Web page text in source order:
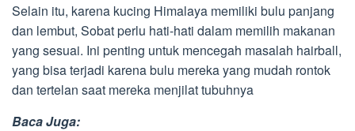
Selain itu, karena kucing Himalaya memiliki bulu panjang
dan lembut, Sobat perlu hati-hati dalam memilih makanan
yang sesuai. Ini penting untuk mencegah masalah hairball,
yang bisa terjadi karena bulu mereka yang mudah rontok
dan tertelan saat mereka menjilat tubuhnya
Baca Juga: